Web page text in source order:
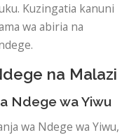
Kuzingatia kanuni
wa abiria na
na Malazi
Ndege wa Yiwu
wa Ndege wa Yiwu,